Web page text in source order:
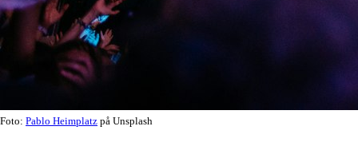
Foto: Pablo Heimplatz på Unsplash